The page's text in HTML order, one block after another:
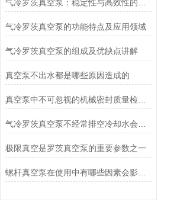
气冷罗茨真空泵的功能特点及应用领域
气冷罗茨真空泵的组成及优缺点讲解
真空泵不出水都是哪些原因造成的
极限真空是罗茨真空泵的重要参数之一
螺杆真空泵在使用中有哪些因素会影响它的功能?